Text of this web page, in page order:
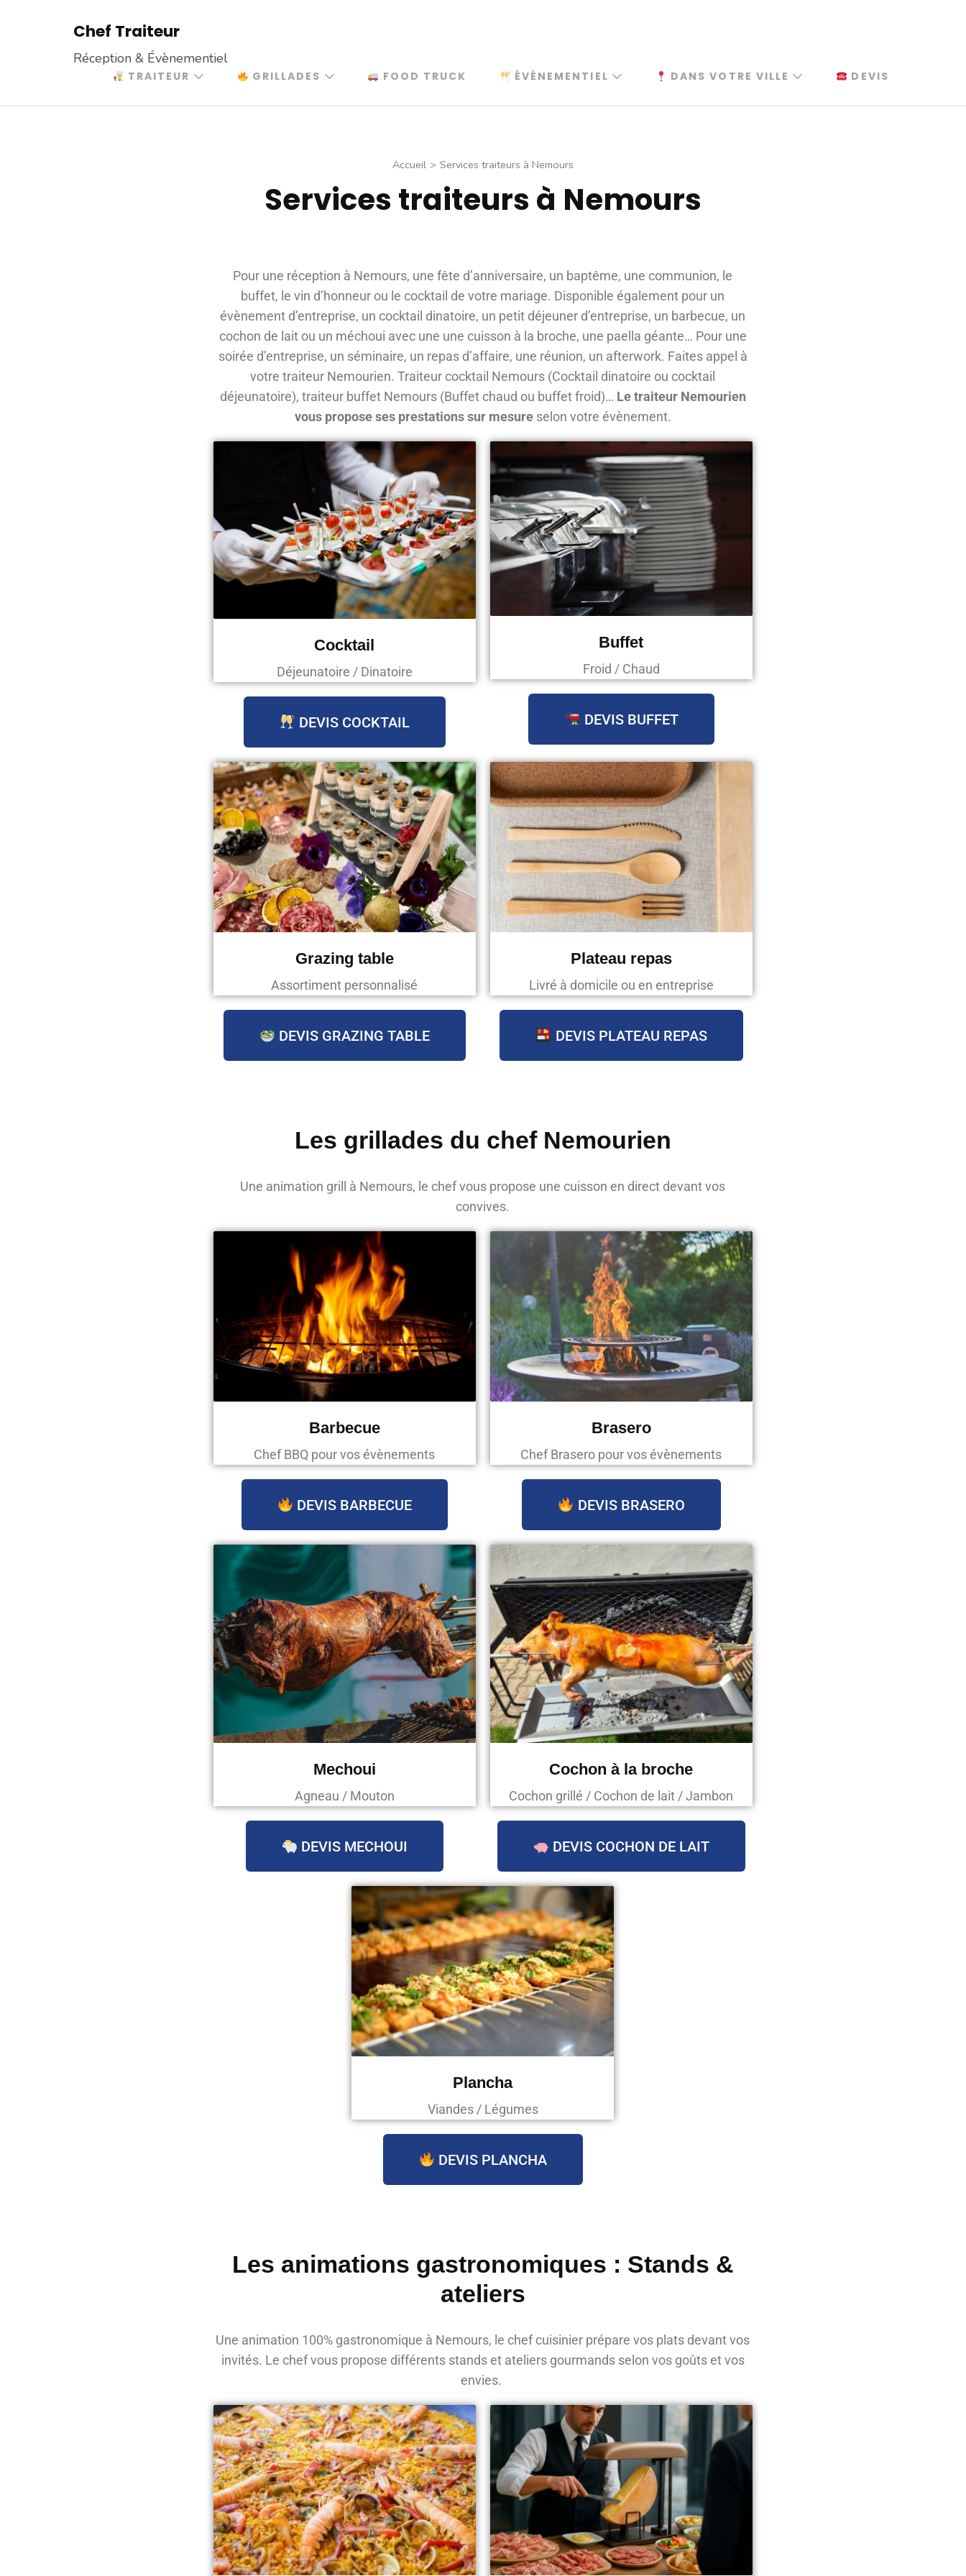
Chef Traiteur
Réception & Évènementiel
TRAITEUR GRILLADES FOOD TRUCK ÉVÈNEMENTIEL DANS VOTRE VILLE DEVIS
Accueil > Services traiteurs à Nemours
Services traiteurs à Nemours
Pour une réception à Nemours, une fête d’anniversaire, un baptême, une communion, le
buffet, le vin d’honneur ou le cocktail de votre mariage. Disponible également pour un
évènement d’entreprise, un cocktail dinatoire, un petit déjeuner d’entreprise, un barbecue, un
cochon de lait ou un méchoui avec une une cuisson à la broche, une paella géante… Pour une
soirée d’entreprise, un séminaire, un repas d’affaire, une réunion, un afterwork. Faites appel à
votre traiteur Nemourien. Traiteur cocktail Nemours (Cocktail dinatoire ou cocktail
déjeunatoire), traiteur buffet Nemours (Buffet chaud ou buffet froid)… Le traiteur Nemourien
vous propose ses prestations sur mesureselon votre évènement.
Cocktail
Déjeunatoire / Dinatoire
DEVIS COCKTAIL
Buffet
Froid / Chaud
DEVIS BUFFET
Grazing table
Assortiment personnalisé
DEVIS GRAZING TABLE
Plateau repas
Livré à domicile ou en entreprise
DEVIS PLATEAU REPAS
Les grillades du chef Nemourien
Une animation grill à Nemours, le chef vous propose une cuisson en direct devant vos
convives.
Barbecue
Chef BBQ pour vos évènements
DEVIS BARBECUE
Brasero
Chef Brasero pour vos évènements
DEVIS BRASERO
Mechoui
Agneau / Mouton
DEVIS MECHOUI
Cochon à la broche
Cochon grillé / Cochon de lait / Jambon
DEVIS COCHON DE LAIT
Plancha
Viandes / Légumes
DEVIS PLANCHA
Les animations gastronomiques : Stands &
ateliers
Une animation 100% gastronomique à Nemours, le chef cuisinier prépare vos plats devant vos
invités. Le chef vous propose différents stands et ateliers gourmands selon vos goûts et vos
envies.